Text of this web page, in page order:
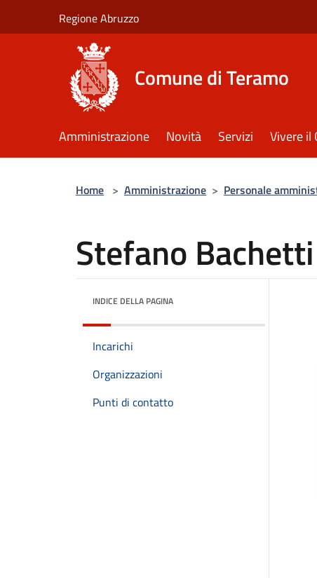
Regione Abruzzo
Comune di Teramo
Amministrazione Novità Servizi Vivere il
Home > Amministrazione > Personale
Stefano Bachetti
INDICE DELLA PAGINA
Incarichi
Organizzazioni
Punti di contatto